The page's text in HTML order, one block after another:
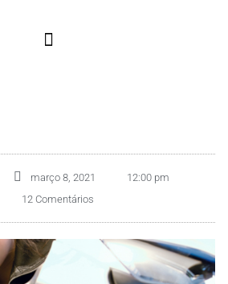
março 8, 2021
12:00 pm
12 Comentários